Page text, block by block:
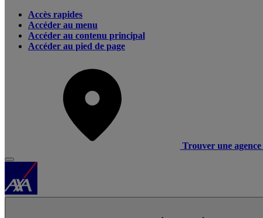
Accès rapides
Accéder au menu
Accéder au contenu principal
Accéder au pied de page
Trouver une agence